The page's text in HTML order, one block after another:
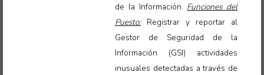
de la Información. Funciones del
Puesto:Registrar y reportar al
Gestor de Seguridad de la
Información (GSI) actividades
inusuales detectadas a través de